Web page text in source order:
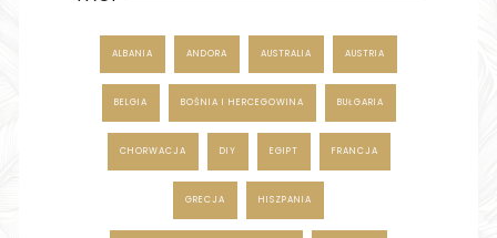
ALBANIA ANDORA AUSTRALIA AUSTRIA
BELGIA BOŚNIA I HERCEGOWINA BUŁGARIA
CHORWACJA DIY EGIPT FRANCJA
GRECJA HISZPANIA